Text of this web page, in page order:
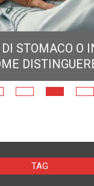
STOMACO O
TAG